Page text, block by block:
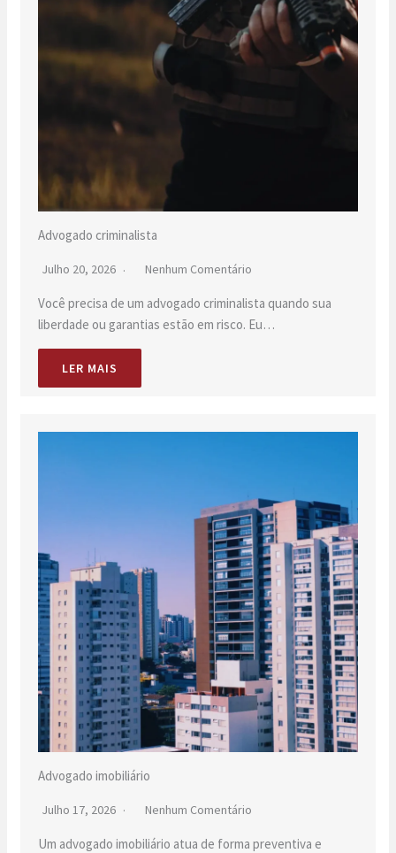
Advogado criminalista
Julho 20, 2026 Nenhum Comentário
Você precisa de um advogado criminalista quando sua
liberdade ou garantias estão em risco. Eu…
LER MAIS
Advogado imobiliário
Julho 17, 2026 Nenhum Comentário
Um advogado imobiliário atua de forma preventiva e